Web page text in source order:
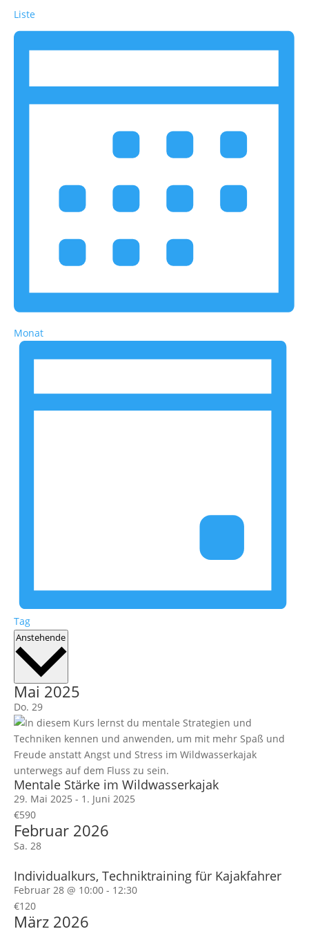
Liste
Monat
Tag
AnstehendeDatum
Mai 2025
Do. 29
Mentale Stärke im Wildwasserkajak
29. Mai 2025 - 1. Juni 2025
€590
Februar 2026
Sa. 28
Individualkurs, Techniktraining für Kajakfahrer
Februar 28 @ 10:00- 12:30
€120
März 2026